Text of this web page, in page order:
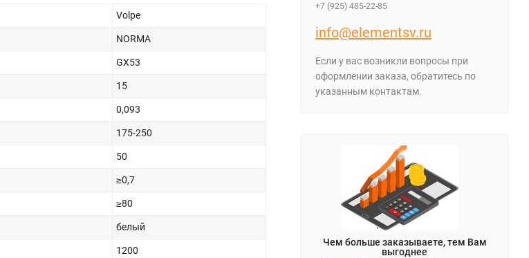
Volpe
NORMA
GX53
15
0,093
175-250
50
≥0,7
≥80
белый
1200
+7 (925) 485-22-85
info@elementsv.ru
Если у вас возникли вопросы при
оформлении заказа, обратитесь по
указанным контактам.
Чем больше заказываете, тем Вам
выгоднее